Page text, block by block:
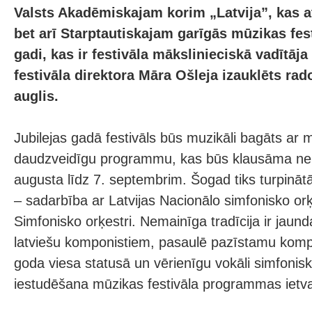
Valsts Akadēmiskajam korim „Latvija”, kas
bet arī Starptautiskajam garīgās mūzikas
gadi, kas ir festivāla mākslinieciskā vadītāja
festivāla direktora Māra Ošleja izauklēts
auglis.
Jubilejas gadā festivāls būs muzikāli bagāts ar
daudzveidīgu programmu, kas būs klausāma
augusta līdz 7. septembrim. Šogad tiks
– sadarbība ar Latvijas Nacionālo simfonisko
Simfonisko orķestri. Nemainīga tradīcija ir
latviešu komponistiem, pasaulē pazīstamu
goda viesa statusā un vērienīgu vokāli
iestudēšana mūzikas festivāla programmas